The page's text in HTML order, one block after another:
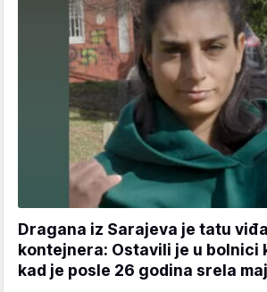
Dragana iz Sarajeva je tatu
kontejnera: Ostavili je u bolnici
kad je posle 26 godina srela